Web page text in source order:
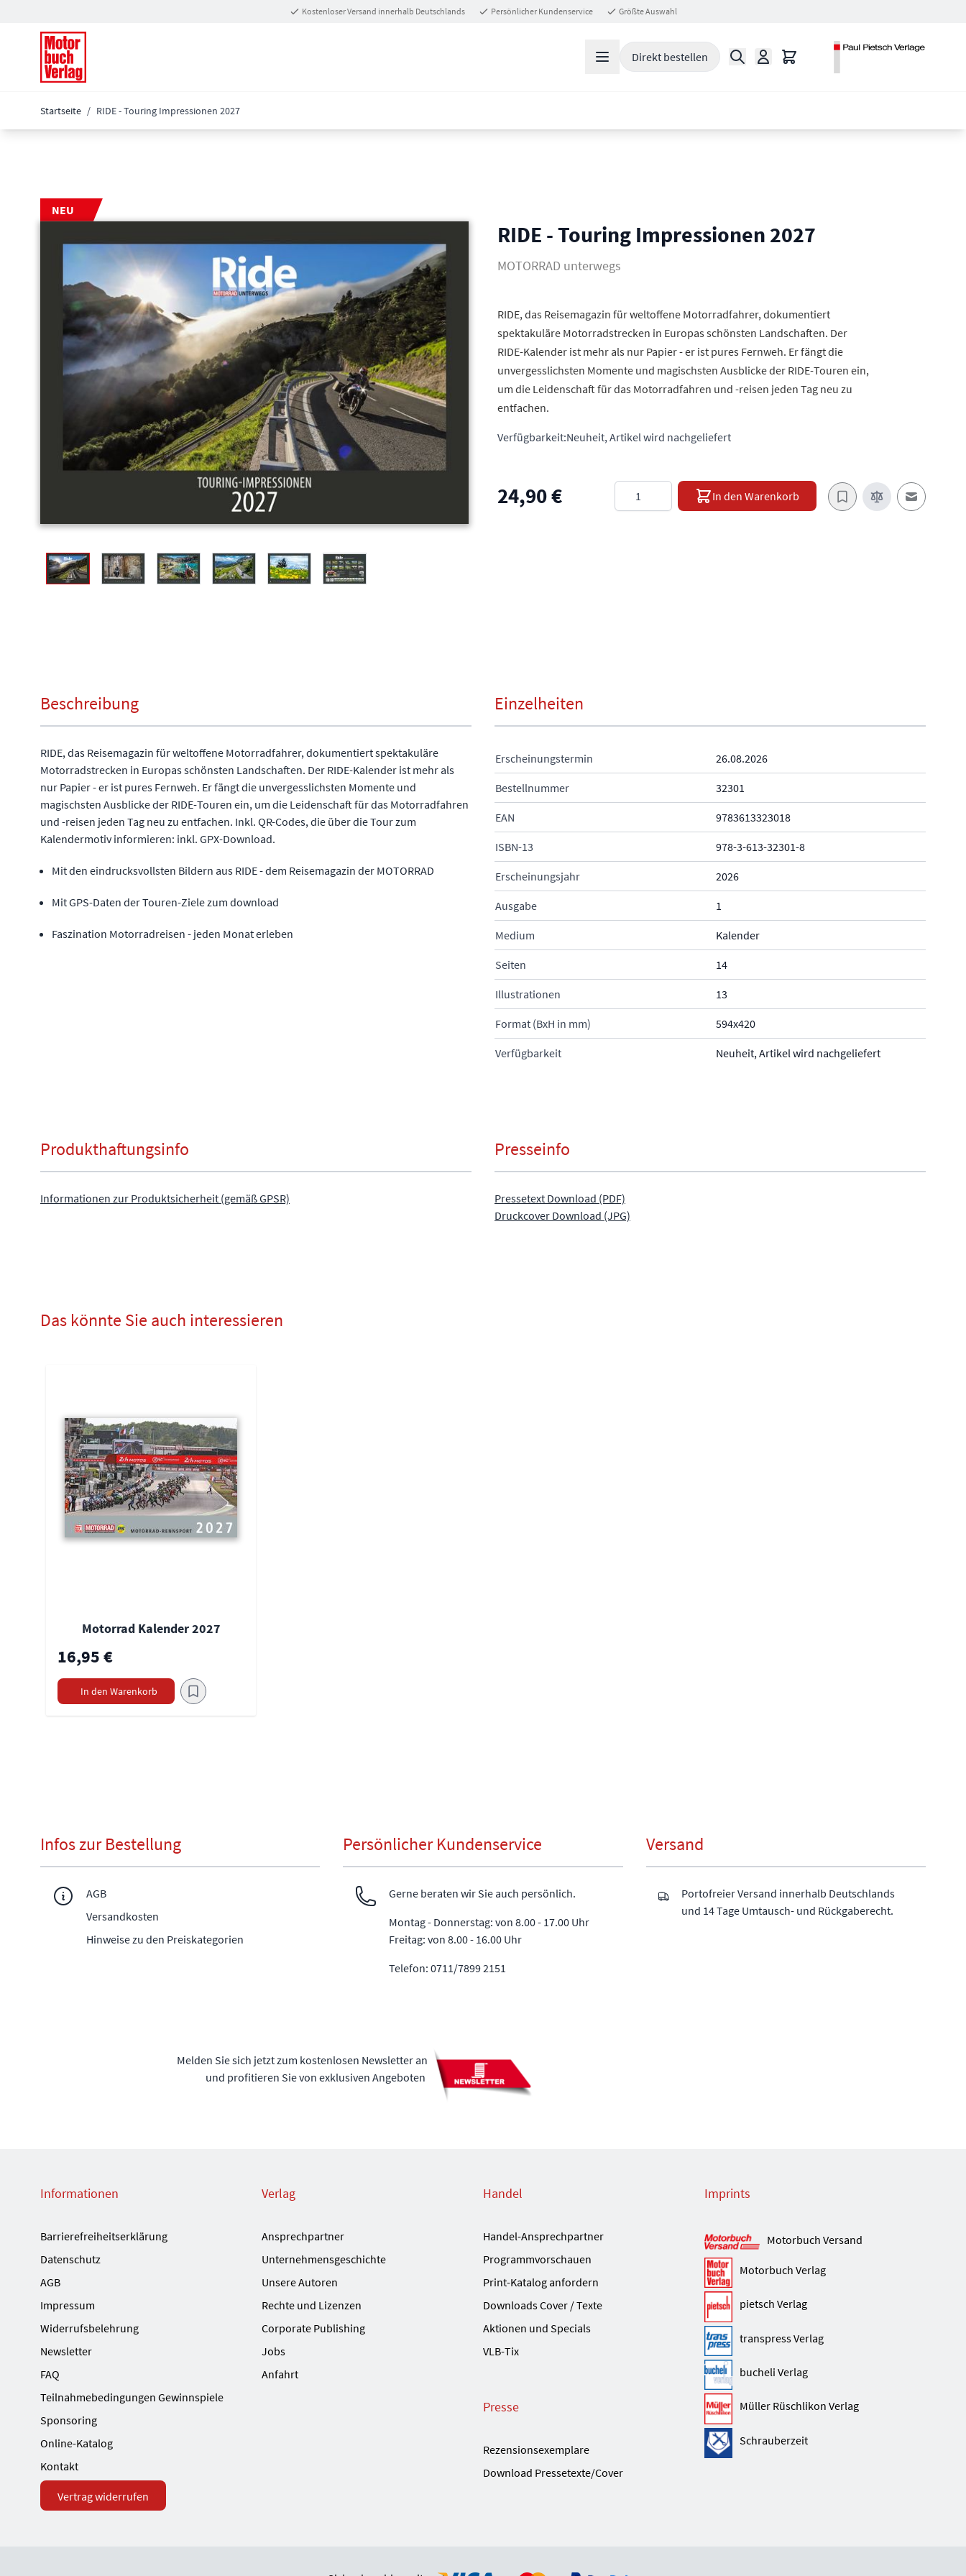
Kostenloser Versand innerhalb Deutschlands Persönlicher Kundenservice Größte Auswahl
Direkt bestellen Suche Warenkorb
Startseite / RIDE - Touring Impressionen 2027
RIDE - Touring Impressionen 2027
MOTORRAD unterwegs
NEU
View larger imageView larger imageView larger imageView larger imageView larger imageView larger image
RIDE, das Reisemagazin für weltoffene Motorradfahrer, dokumentiert
spektakuläre Motorradstrecken in Europas schönsten Landschaften. Der
RIDE-Kalender ist mehr als nur Papier - er ist pures Fernweh. Er fängt die
unvergesslichsten Momente und magischsten Ausblicke der RIDE-Touren ein,
um die Leidenschaft für das Motorradfahren und -reisen jeden Tag neu zu
entfachen.
Verfügbarkeit:Neuheit, Artikel wird nachgeliefert
24,90 € Menge In den Warenkorb
E-Mail an
Beschreibung
RIDE, das Reisemagazin für weltoffene Motorradfahrer, dokumentiert spektakuläre
Motorradstrecken in Europas schönsten Landschaften. Der RIDE-Kalender ist mehr als
nur Papier - er ist pures Fernweh. Er fängt die unvergesslichsten Momente und
magischsten Ausblicke der RIDE-Touren ein, um die Leidenschaft für das Motorradfahren
und -reisen jeden Tag neu zu entfachen. Inkl. QR-Codes, die über die Tour zum
Kalendermotiv informieren: inkl. GPX-Download.
Mit den eindrucksvollsten Bildern aus RIDE - dem Reisemagazin der MOTORRAD
Mit GPS-Daten der Touren-Ziele zum download
Faszination Motorradreisen - jeden Monat erleben
Einzelheiten
Erscheinungstermin 26.08.2026
Bestellnummer 32301
EAN 9783613323018
ISBN-13 978-3-613-32301-8
Erscheinungsjahr 2026
Ausgabe 1
Medium Kalender
Seiten 14
Illustrationen 13
Format (BxH in mm) 594x420
Verfügbarkeit Neuheit, Artikel wird nachgeliefert
Produkthaftungsinfo
Informationen zur Produktsicherheit (gemäß GPSR)
Presseinfo
Pressetext Download (PDF)
Druckcover Download (JPG)
Das könnte Sie auch interessieren
Motorrad Kalender 2027
16,95 €
In den Warenkorb
Infos zur Bestellung
AGB
Versandkosten
Hinweise zu den Preiskategorien
Persönlicher Kundenservice
Gerne beraten wir Sie auch persönlich.
Montag - Donnerstag: von 8.00 - 17.00 Uhr
Freitag: von 8.00 - 16.00 Uhr
Telefon: 0711/7899 2151
Versand
Portofreier Versand innerhalb Deutschlands
und 14 Tage Umtausch- und Rückgaberecht.
Melden Sie sich jetzt zum kostenlosen Newsletter an
und profitieren Sie von exklusiven Angeboten
Informationen
Barrierefreiheitserklärung
Datenschutz
AGB
Impressum
Widerrufsbelehrung
Newsletter
FAQ
Teilnahmebedingungen Gewinnspiele
Sponsoring
Online-Katalog
Kontakt
Vertrag widerrufen
Verlag
Ansprechpartner
Unternehmensgeschichte
Unsere Autoren
Rechte und Lizenzen
Corporate Publishing
Jobs
Anfahrt
Handel
Handel-Ansprechpartner
Programmvorschauen
Print-Katalog anfordern
Downloads Cover / Texte
Aktionen und Specials
VLB-Tix
Presse
Rezensionsexemplare
Download Pressetexte/Cover
Imprints
Motorbuch Versand
Motorbuch Verlag
pietsch Verlag
transpress Verlag
bucheli Verlag
Müller Rüschlikon Verlag
Schrauberzeit